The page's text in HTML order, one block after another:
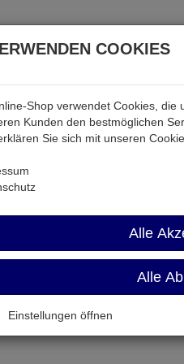
& Akkus Audio &
COOKIES
Shop verwendet Cookies, die
Kunden den bestmöglichen
Sie sich mit unseren
Alle
Alle
Einstellungen öffnen